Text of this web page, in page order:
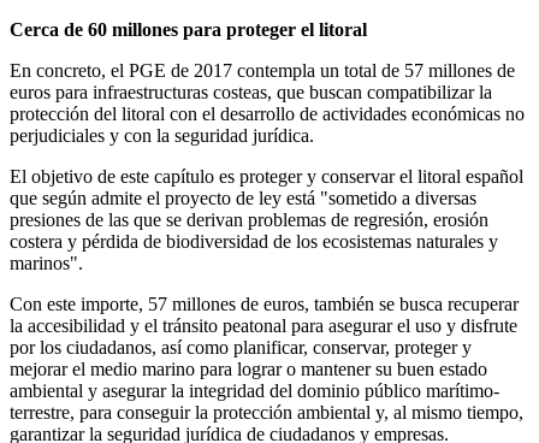
Cerca de 60 millones para proteger el litoral
En concreto, el PGE de 2017 contempla un total de 57 millones de
euros para infraestructuras costeas, que buscan compatibilizar la
protección del litoral con el desarrollo de actividades económicas no
perjudiciales y con la seguridad jurídica.
El objetivo de este capítulo es proteger y conservar el litoral español
que según admite el proyecto de ley está "sometido a diversas
presiones de las que se derivan problemas de regresión, erosión
costera y pérdida de biodiversidad de los ecosistemas naturales y
marinos".
Con este importe, 57 millones de euros, también se busca recuperar
la accesibilidad y el tránsito peatonal para asegurar el uso y disfrute
por los ciudadanos, así como planificar, conservar, proteger y
mejorar el medio marino para lograr o mantener su buen estado
ambiental y asegurar la integridad del dominio público marítimo-
terrestre, para conseguir la protección ambiental y, al mismo tiempo,
garantizar la seguridad jurídica de ciudadanos y empresas.